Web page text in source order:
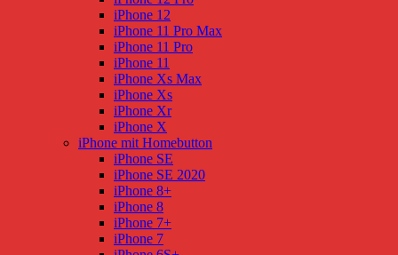
iPhone 12
iPhone 11 Pro Max
iPhone 11 Pro
iPhone 11
iPhone Xs Max
iPhone Xs
iPhone Xr
iPhone X
iPhone mit Homebutton
iPhone SE
iPhone SE 2020
iPhone 8+
iPhone 8
iPhone 7+
iPhone 7